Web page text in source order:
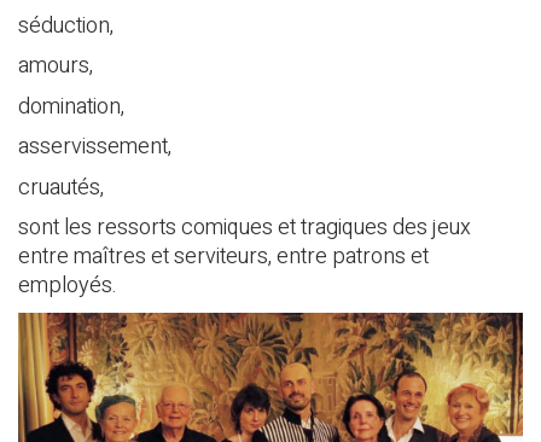
séduction,
amours,
domination,
asservissement,
cruautés,
sont les ressorts comiques et tragiques des jeux
entre maîtres et serviteurs, entre patrons et
employés.